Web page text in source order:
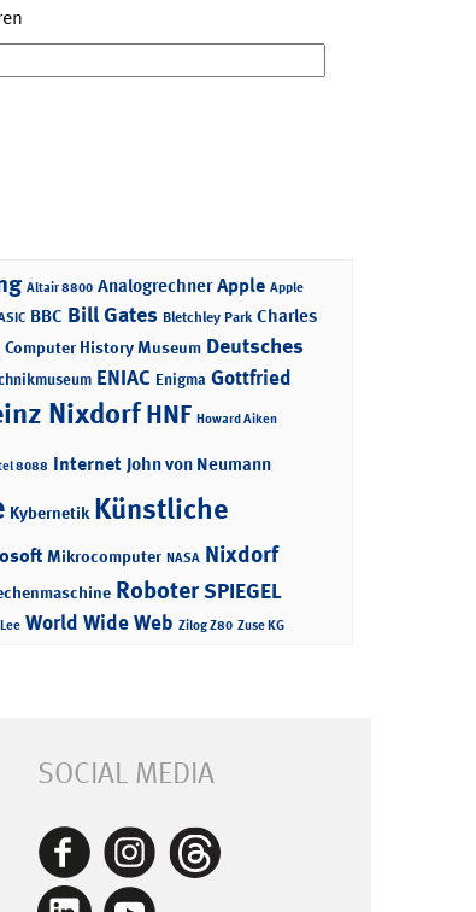
Altair 8800 Analogrechner Apple Apple
BBC Bill Gates Bletchley Park Charles
Computer History Museum Deutsches
ENIAC Enigma Gottfried
NixdorfHNF Howard Aiken
8088 Internet John von Neumann
Kybernetik Künstliche
Mikrocomputer NASA Nixdorf
RoboterSPIEGEL
World Wide Web Zilog Z80 Zuse KG
SOCIAL MEDIA